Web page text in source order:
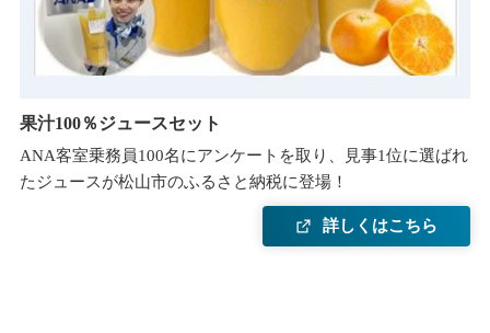
果汁100％ジュースセット
ANA客室乗務員100名にアンケートを取り、見事1位に選ばれ
たジュースが松山市のふるさと納税に登場！
詳しくはこちら